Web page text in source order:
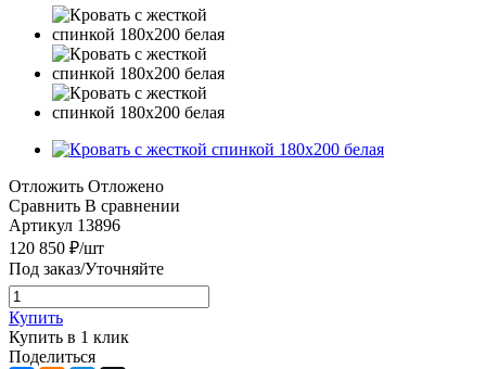
Отложить Отложено
Сравнить В сравнении
Артикул 13896
120 850 ₽/шт
Под заказ/Уточняйте
Купить
Купить в 1 клик
Поделиться